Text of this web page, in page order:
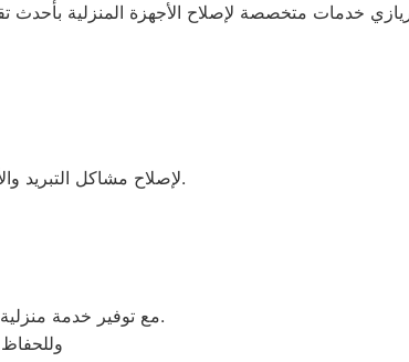
خدمات متخصصة لإصلاح الأجهزة المنزلية
لإصلاح مشاكل التبريد والأعطال المفاجئة باستخدام قطع غيار أصلية وضمان معتمد بعد الصيانة.
مع توفير خدمة منزلية سريعة من خلال فريق دعم فني مدرب على أحدث أنظمة الصيانة.